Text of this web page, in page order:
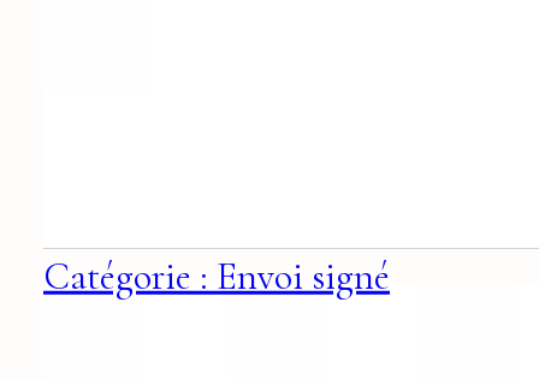
Catégorie : Envoi signé